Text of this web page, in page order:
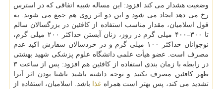
وضعیت هشدار می کند افزود: این مساله شبیه اتفاقی که در استرس
رخ می دهد ایجاد می شود و این دو اثر روی هم جمع می شوند. به
قول اسلامیان، مقدار مناسب استفاده از کافئین در بزرگسالان سالم
تا ۳۰۰–۴۰۰ میلی گرم در روز، زنان آبستن حداکثر ۲۰۰ میلی گرم،
نوجوانان حداکثر ۱۰۰ میلی گرم و در خردسالان سفارش اکید عدم
مصرف است. عضو هیأت علمی دانشگاه علوم پزشکی شهید بهشتی
در رابطه با زمان بندی استفاده از کافئین هم افزود: پس از ساعت ۳
ظهر کافئین مصرف نکنید و توجه داشته باشید ناشتا بودن اثر آنرا
تشدید می کند، پس بهتر است همراه غذا باشد. اسلامیان، استفاده از